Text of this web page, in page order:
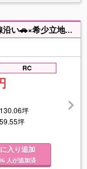
【店舗付住宅×海沿い🌊】恩納村冨着｜58号線沿い🚗×希少立地🌴🌺 恩納村冨着、国道58号線沿い🚗×海沿い🌊の希少な立地🌴🌺に店舗付き住宅が登場！🌟観光需要の高いエリアで、視認性・集客力ともに期待できる物件です★海を間近に感じられるロケーションは、店舗運営や宿泊事業など多様な用途に対応可能🙆‍♀️💫居住スペースも備えており、「住む×働く」を同時に実現できます☆彡沖縄でも数少ない海沿い🌊×幹線道路沿い🚗の条件を兼ね備えた希少性の高い一棟！事業用・投資用としても大きなポテンシャルを持つ物件です！詳細はお気軽にお問い合わせください♪♪担当：タマキ（080-7384-9400）
RC
坪
坪
入り追加
人が追加済